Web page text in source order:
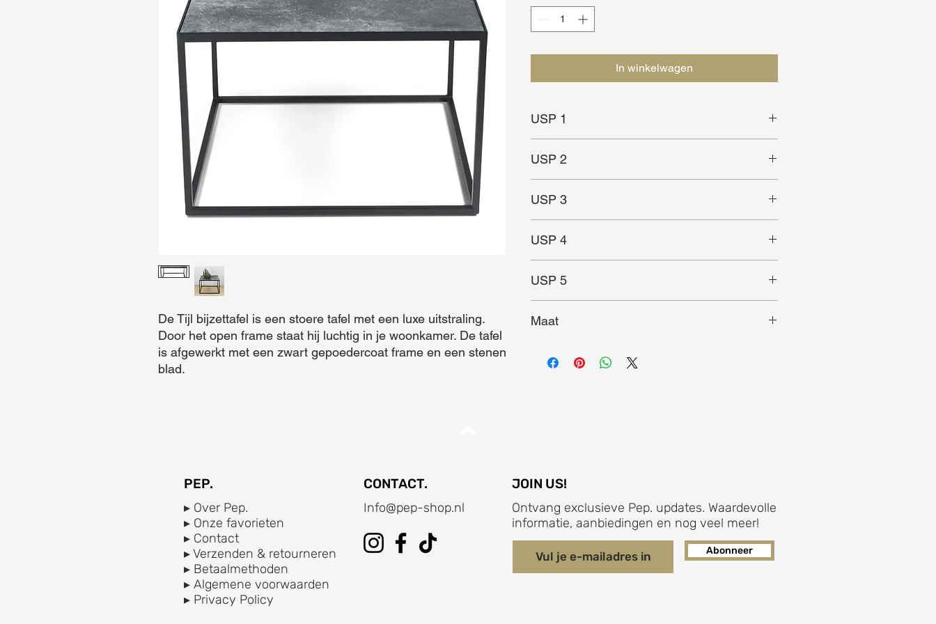
De Tijl bijzettafel is een stoere tafel met een luxe uitstraling.
Door het open frame staat hij luchtig in je woonkamer. De tafel
is afgewerkt met een zwart gepoedercoat frame en een stenen
blad.
In winkelwagen
USP 1
USP 2
USP 3
USP 4
USP 5
Maat
PEP. CONTACT. JOIN US!
▸ Over Pep.
▸ Onze favorieten
▸ Contact
▸ Verzenden & retourneren
▸ Betaalmethoden
▸ Algemene voorwaarden
▸ Privacy Policy
Info@pep-shop.nl
Abonneer
Ontvang exclusieve Pep. updates. Waardevolle
informatie, aanbiedingen en nog veel meer!